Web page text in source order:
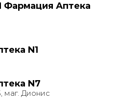
Фармация Аптека
N1
N7
маг. Дионис